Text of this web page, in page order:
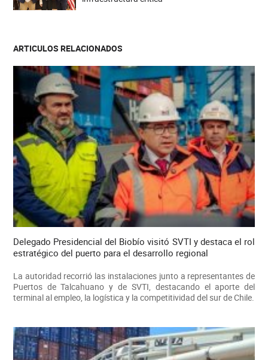
ARTICULOS RELACIONADOS
Delegado Presidencial del Biobío visitó SVTI y destaca el rol
estratégico del puerto para el desarrollo regional
La autoridad recorrió las instalaciones junto a representantes de
Puertos de Talcahuano y de SVTI, destacando el aporte del
terminal al empleo, la logística y la competitividad del sur de Chile.